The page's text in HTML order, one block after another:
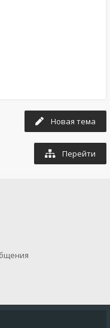
Новая тема
Перейти